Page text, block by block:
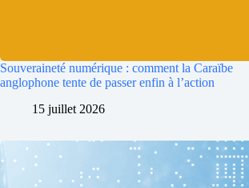
Souveraineté numérique : comment la Caraïbe
anglophone tente de passer enfin à l’action
15 juillet 2026